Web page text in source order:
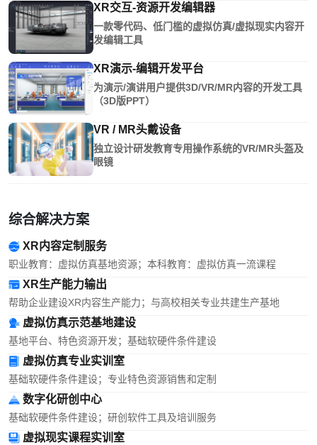
XR交互-资源开发编辑器
一款零代码、低门槛的虚拟仿真/虚拟现实内容开
发编辑工具
XR演示-编辑开发平台
为演示/演讲用户提供3D/VR/MR内容的开发工具
（3D版PPT）
VR / MR头戴设备
独立设计研发教育专用操作系统的VR/MR头盔及
眼镜
综合解决方案
XR内容定制服务
职业教育：虚拟仿真基地资源；本科教育：虚拟仿真一流课程
XR生产能力输出
帮助企业建设XR内容生产能力；与高校相关专业共建生产基地
虚拟仿真示范基地建设
基地平台、特色资源开发；基础软硬件条件建设
虚拟仿真专业实训室
基础软硬件条件建设；专业特色资源销售和定制
数字化研创中心
基础软硬件条件建设；研创软件工具及培训服务
虚拟现实课程实训室